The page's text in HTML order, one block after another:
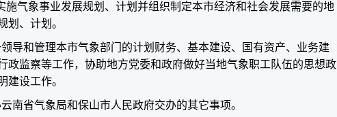
气象事业发展规划、计划并组织制定本市经济和社会发展需要的地
划、计划。
和管理本市气象部门的计划财务、基本建设、国有资产、业务建
政监察等工作，协助地方党委和政府做好当地气象职工队伍的思想政
建设工作。
省气象局和保山市人民政府交办的其它事项。